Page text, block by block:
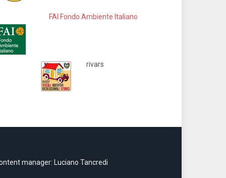
FAI Fondo Ambiente Italiano
rivars
manager: Luciano Tancredi